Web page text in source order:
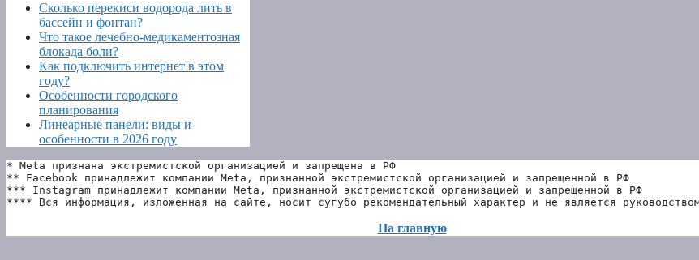
Сколько перекиси водорода лить в
бассейн и фонтан?
Что такое лечебно-медикаментозная
блокада боли?
Как подключить интернет в этом
году?
Особенности городского
планирования
Линеарные панели: виды и
особенности в 2026 году
* Meta признана экстремистской организацией и запрещена в РФ
** Facebook принадлежит компании Meta, признанной экстремистской организацией и запрещенной в РФ
*** Instagram принадлежит компании Meta, признанной экстремистской организацией и запрещенной в РФ
**** Вся информация, изложенная на сайте, носит сугубо рекомендательный характер и не является
На главную